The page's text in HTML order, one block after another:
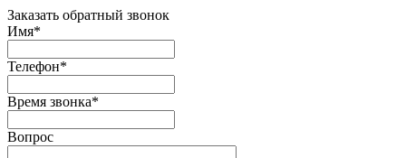
Заказать обратный звонок
Имя*
Телефон*
Время звонка*
Вопрос